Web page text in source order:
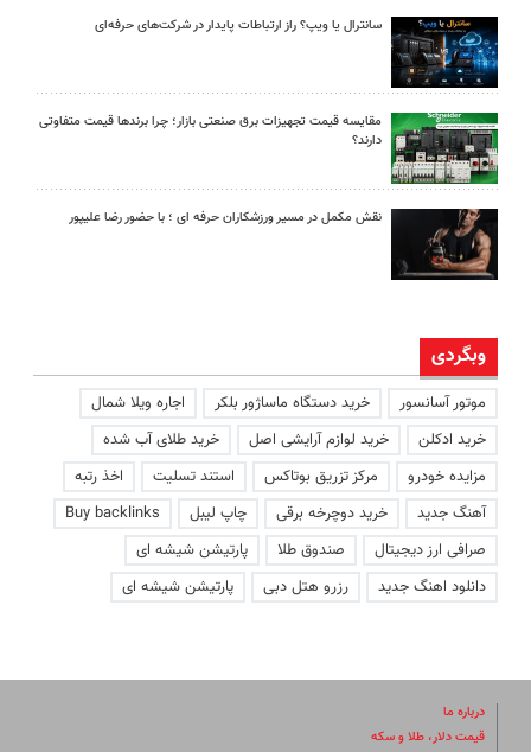
سانترال یا ویپ؟ راز ارتباطات پایدار در شرکت‌های حرفه‌ای
مقایسه قیمت تجهیزات برق صنعتی بازار؛ چرا برندها قیمت متفاوتی
دارند؟
نقش مکمل در مسیر ورزشکاران حرفه ای ؛ با حضور رضا علیپور
وبگردی
موتور آسانسور خرید دستگاه ماساژور بلکر
اجاره ویلا شمال
خرید ادکلن
خرید لوازم آرایشی اصل
خرید طلای آب شده
مزایده خودرو
مرکز تزریق بوتاکس استند تسلیت
اخذ رتبه
آهنگ جدید
خرید دوچرخه برقی چاپ لیبل
Buy backlinks
صرافی ارز دیجیتال
صندوق طلا
پارتیشن شیشه ای
دانلود اهنگ جدید
رزرو هتل دبی پارتیشن شیشه ای
درباره ما
قیمت دلار، طلا و سکه